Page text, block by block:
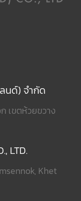
นด์) จำกัด
เขตห้วยขวาง
LTD.
Khet